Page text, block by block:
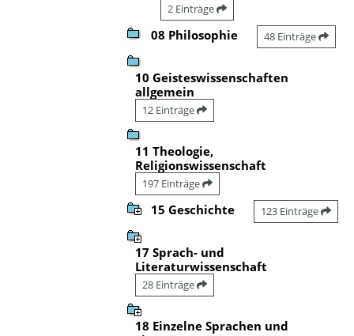
2 Einträge
08 Philosophie 48 Einträge
10 Geisteswissenschaften
allgemein
12 Einträge
11 Theologie,
Religionswissenschaft
197 Einträge
15 Geschichte 123 Einträge
17 Sprach- und
Literaturwissenschaft
28 Einträge
18 Einzelne Sprachen und